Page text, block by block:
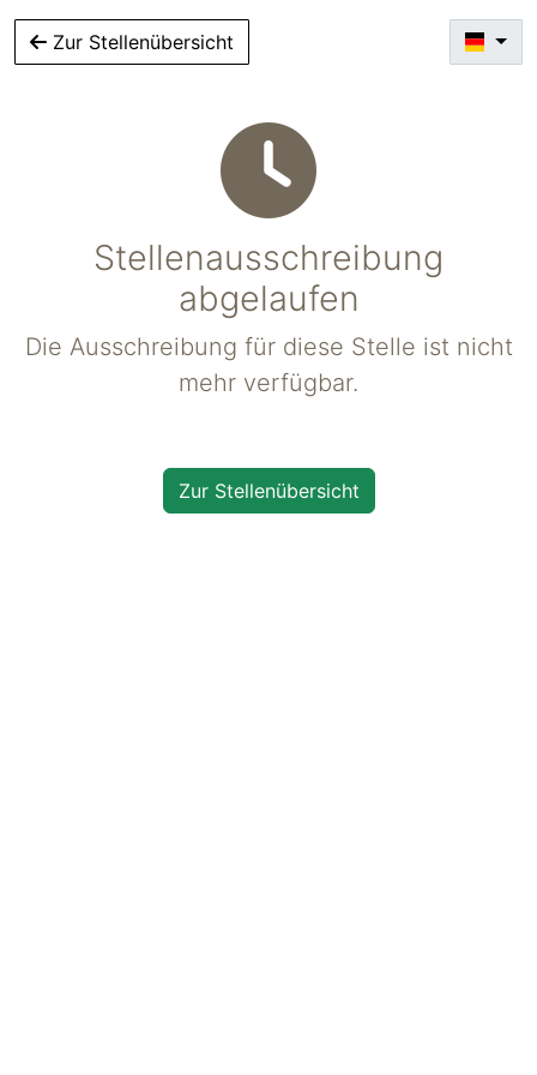
Zur Stellenübersicht
Stellenausschreibung
abgelaufen
Die Ausschreibung für diese Stelle ist nicht
mehr verfügbar.
Zur Stellenübersicht